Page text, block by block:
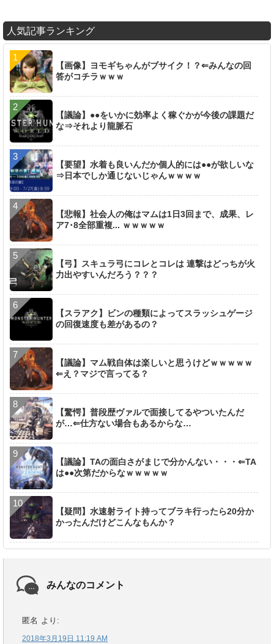
人気記事ランキング
【画像】ヨモギちゃんがブサイク！？⇐みんなの回
答がコチラｗｗｗ
【議論】●●をいかに効率よく稼ぐかが今後の課題だ
な⇒それより龍脈石
【要望】水着も良いんだか個人的には●●が欲しいな
⇒日本でしか通じないじゃんｗｗｗｗ
【悲報】社会人の俺はマムは1日3回まで、成果、レ
ア7･8全部重複... ｗｗｗｗｗ
【弓】スキュラ弓にコレとコレは 連撃はどっちが火
力出やすいんだろう？？？
【スラアク】ビンの種類によってスラッシュゲージ
の回復速度も差があるの？
【議論】マム戦自体は楽しいと思うけどｗｗｗｗｗ
⇐え？マジで言ってる？
【驚愕】普段歴ヴァルで面接してるやついたんだ
が…⇐仕方ない場合もあるからな…
【議論】TAの面白さがまじで分かんない・・・⇐TA
は●●次第だからなｗｗｗｗｗ
【疑問】水速射ライト持ってブラキ行ったら20分か
かったんだけどこんなもんか？
みんなのコメント
匿名 より:
2018年3月19日 11:19 AM